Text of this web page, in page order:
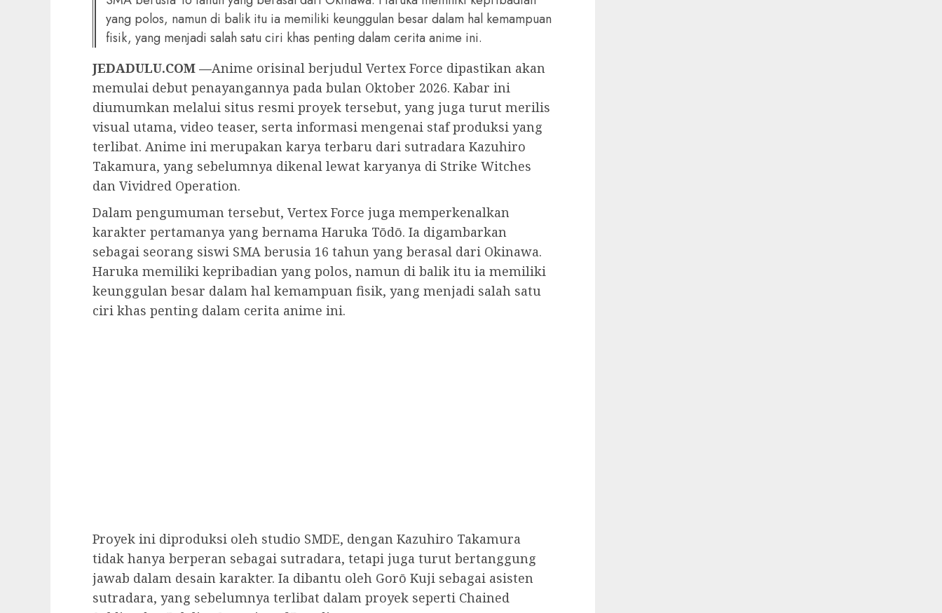
yang polos, namun di balik itu ia memiliki keunggulan besar dalam hal kemampuan
fisik, yang menjadi salah satu ciri khas penting dalam cerita anime ini.
JEDADULU.COM —Anime orisinal berjudul Vertex Force dipastikan akan
memulai debut penayangannya pada bulan Oktober 2026. Kabar ini
diumumkan melalui situs resmi proyek tersebut, yang juga turut merilis
visual utama, video teaser, serta informasi mengenai staf produksi yang
terlibat. Anime ini merupakan karya terbaru dari sutradara Kazuhiro
Takamura, yang sebelumnya dikenal lewat karyanya di Strike Witches
dan Vividred Operation.
Dalam pengumuman tersebut, Vertex Force juga memperkenalkan
karakter pertamanya yang bernama Haruka Tōdō. Ia digambarkan
sebagai seorang siswi SMA berusia 16 tahun yang berasal dari Okinawa.
Haruka memiliki kepribadian yang polos, namun di balik itu ia memiliki
keunggulan besar dalam hal kemampuan fisik, yang menjadi salah satu
ciri khas penting dalam cerita anime ini.
Proyek ini diproduksi oleh studio SMDE, dengan Kazuhiro Takamura
tidak hanya berperan sebagai sutradara, tetapi juga turut bertanggung
jawab dalam desain karakter. Ia dibantu oleh Gorō Kuji sebagai asisten
sutradara, yang sebelumnya terlibat dalam proyek seperti Chained